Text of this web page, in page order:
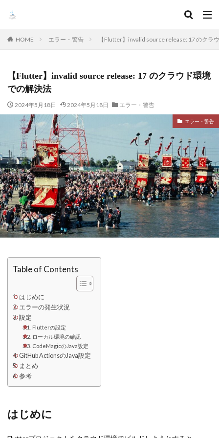
HOME エラー・警告 【Flutter】invalid source release: 17 のクラ
【Flutter】invalid source release: 17 のクラウド環境
での解決法
2024年5月18日 2024年5月18日 エラー・警告
エラー・警告
Table of Contents
はじめに
エラーの発生状況
設定
Flutterの設定
ローカル環境の確認
CodeMagicのJava設定
GitHub ActionsのJava設定
まとめ
参考
はじめに